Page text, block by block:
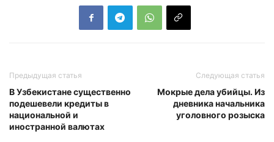
Предыдущая статья
В Узбекистане существенно
подешевели кредиты в
национальной и
иностранной валютах
Следующая статья
Мокрые дела убийцы. Из
дневника начальника
уголовного розыска